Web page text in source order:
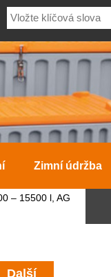
Zimní údržba
– 15500 l, AG
Další